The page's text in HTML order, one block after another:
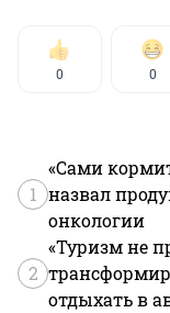
0 0
1
«Сами
назвал
онкологии
2
«Туризм не
отдыхать в